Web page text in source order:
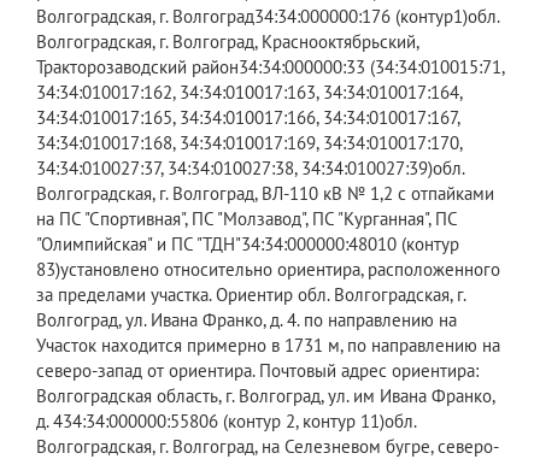
Волгоградская, г. Волгоград34:34:000000:176 (контур1)обл.
Волгоградская, г. Волгоград, Краснооктябрьский,
Тракторозаводский район34:34:000000:33 (34:34:010015:71,
34:34:010017:162, 34:34:010017:163, 34:34:010017:164,
34:34:010017:165, 34:34:010017:166, 34:34:010017:167,
34:34:010017:168, 34:34:010017:169, 34:34:010017:170,
34:34:010027:37, 34:34:010027:38, 34:34:010027:39)обл.
Волгоградская, г. Волгоград, ВЛ-110 кВ № 1,2 с отпайками
на ПС "Спортивная", ПС "Молзавод", ПС "Курганная", ПС
"Олимпийская" и ПС "ТДН"34:34:000000:48010 (контур
83)установлено относительно ориентира, расположенного
за пределами участка. Ориентир обл. Волгоградская, г.
Волгоград, ул. Ивана Франко, д. 4. по направлению на
Участок находится примерно в 1731 м, по направлению на
северо-запад от ориентира. Почтовый адрес ориентира:
Волгоградская область, г. Волгоград, ул. им Ивана Франко,
д. 434:34:000000:55806 (контур 2, контур 11)обл.
Волгоградская, г. Волгоград, на Селезневом бугре, северо-